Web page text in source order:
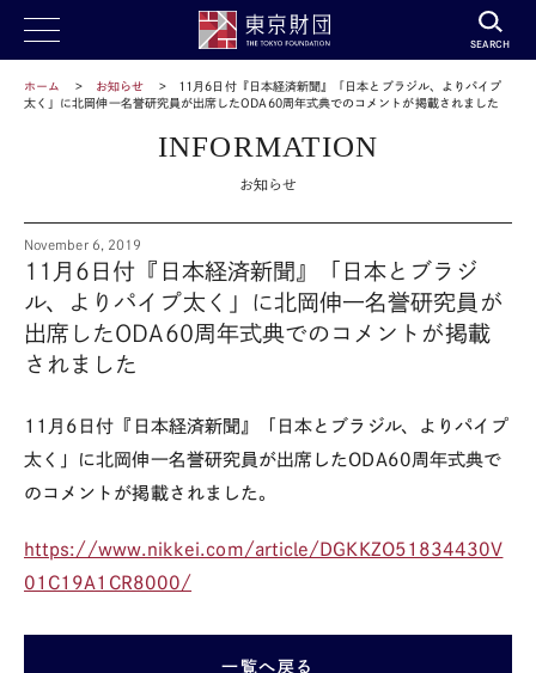
SEARCH
ホーム お知らせ
11月6日付『日本経済新聞』「日本とブラジル、よりパイプ
太く」に北岡伸一名誉研究員が出席したODA60周年式典でのコメントが掲載されました
INFORMATION
お知らせ
November 6, 2019
11月6日付『日本経済新聞』「日本とブラジ
ル、よりパイプ太く」に北岡伸一名誉研究員が
出席したODA60周年式典でのコメントが掲載
されました
11 月 6 日付『日本経済新聞』「日本とブラジル、よりパイプ
太く」に北岡伸一名誉研究員が出席した ODA60周年式典で
のコメントが掲載されました。
https://www.nikkei.com/article/DGKKZO51834430V
01C19A1CR8000/
一覧へ戻る